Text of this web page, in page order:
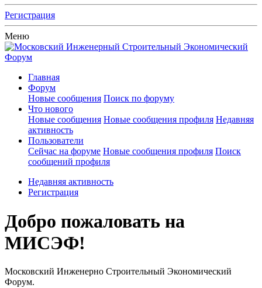
Регистрация
Меню
Главная
Форум
Новые сообщения Поиск по форуму
Что нового
Новые сообщения Новые сообщения профиля Недавняя
активность
Пользователи
Сейчас на форуме Новые сообщения профиля Поиск
сообщений профиля
Недавняя активность
Регистрация
Добро пожаловать на
МИСЭФ!
Московский Инженерно Строительный Экономический
Форум.